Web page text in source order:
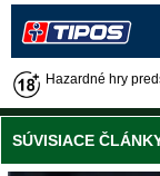
Hazardné hry
SÚVISIACE